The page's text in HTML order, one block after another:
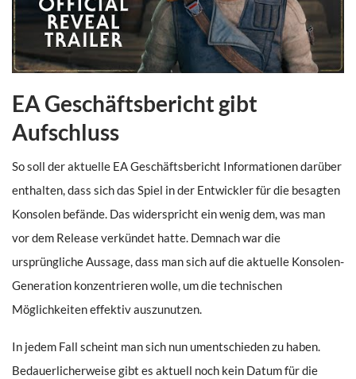
EA Geschäftsbericht gibt
Aufschluss
So soll der aktuelle EA Geschäftsbericht Informationen darüber
enthalten, dass sich das Spiel in der Entwickler für die besagten
Konsolen befände. Das widerspricht ein wenig dem, was man
vor dem Release verkündet hatte. Demnach war die
ursprüngliche Aussage, dass man sich auf die aktuelle Konsolen-
Generation konzentrieren wolle, um die technischen
Möglichkeiten effektiv auszunutzen.
In jedem Fall scheint man sich nun umentschieden zu haben.
Bedauerlicherweise gibt es aktuell noch kein Datum für die